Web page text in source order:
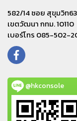
582/14 ซอย สุขุมวิท
เขตวัฒนา กทม. 10110
เบอร์โทร 085-502-
@hkconsole